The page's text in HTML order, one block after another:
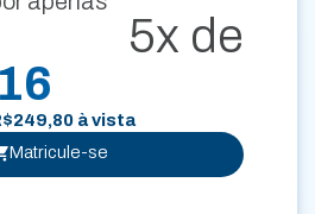
5x de
249,80à vista
Matricule-se